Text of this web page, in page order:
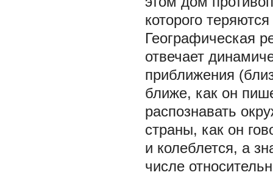
которого
Географическая
отвечает
приближения
ближе, как он
распознавать
страны, как он
и колеблется, а
числе